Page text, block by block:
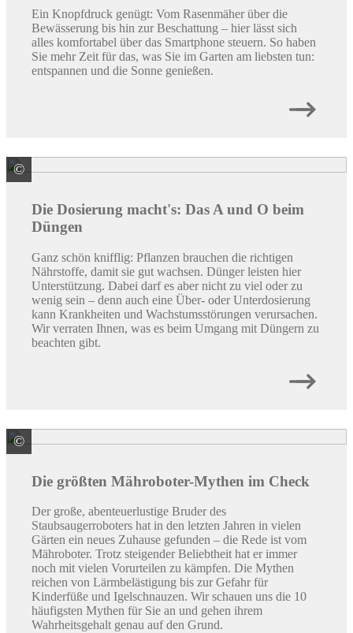
Ein Knopfdruck genügt: Vom Rasenmäher über die
Bewässerung bis hin zur Beschattung – hier lässt sich
alles komfortabel über das Smartphone steuern. So haben
Sie mehr Zeit für das, was Sie im Garten am liebsten tun:
entspannen und die Sonne genießen.
© © Africa Studio / stock.adobe.com
Die Dosierung macht's: Das A und O beim
Düngen
Ganz schön knifflig: Pflanzen brauchen die richtigen
Nährstoffe, damit sie gut wachsen. Dünger leisten hier
Unterstützung. Dabei darf es aber nicht zu viel oder zu
wenig sein – denn auch eine Über- oder Unterdosierung
kann Krankheiten und Wachstumsstörungen verursachen.
Wir verraten Ihnen, was es beim Umgang mit Düngern zu
beachten gibt.
© GARDENA Deutschland GmbH
Die größten Mähroboter-Mythen im Check
Der große, abenteuerlustige Bruder des
Staubsaugerroboters hat in den letzten Jahren in vielen
Gärten ein neues Zuhause gefunden – die Rede ist vom
Mähroboter. Trotz steigender Beliebtheit hat er immer
noch mit vielen Vorurteilen zu kämpfen. Die Mythen
reichen von Lärmbelästigung bis zur Gefahr für
Kinderfüße und Igelschnauzen. Wir schauen uns die 10
häufigsten Mythen für Sie an und gehen ihrem
Wahrheitsgehalt genau auf den Grund.